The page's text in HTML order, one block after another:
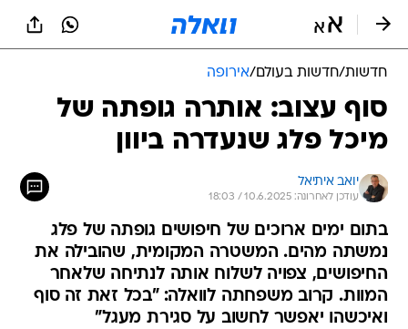
חדשות/חדשות בעולם/אירופה
סוף עצוב: אותרה גופתה של
מיכל פלג שנעדרה ביוון
יואב איתיאל
עודכן לאחרונה: 10.6.2025 / 18:03
בתום ימים ארוכים של חיפושים גופתה של פלג
נמשתה מהים. המשטרה המקומית, שהובילה את
החיפושים, צפויה לשלוח אותה לנתיחה שלאחר
המוות. קרוב משפחתה לוואלה: "בכל זאת זה סוף
ואיכשהו יאפשר לחשוב על סגירת מעגל"